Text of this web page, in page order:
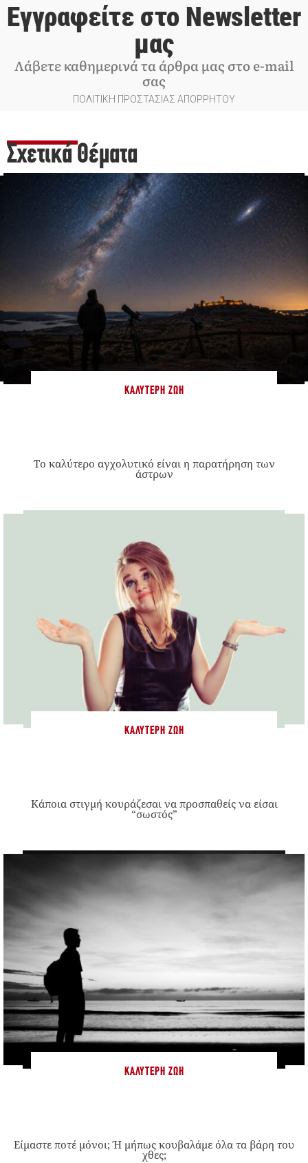
Εγγραφείτε στο Newsletter
μας
Λάβετε καθημερινά τα άρθρα μας στο e-mail
σας
ΠΟΛΙΤΙΚΗ ΠΡΟΣΤΑΣΙΑΣ ΑΠΟΡΡΗΤΟΥ
Σχετικά Θέματα
ΚΑΛΎΤΕΡΗ ΖΩΉ
Το καλύτερο αγχολυτικό είναι η παρατήρηση των
άστρων
ΚΑΛΎΤΕΡΗ ΖΩΉ
Κάποια στιγμή κουράζεσαι να προσπαθείς να είσαι
“σωστός”
ΚΑΛΎΤΕΡΗ ΖΩΉ
Είμαστε ποτέ μόνοι; Ή μήπως κουβαλάμε όλα τα βάρη του
χθες;